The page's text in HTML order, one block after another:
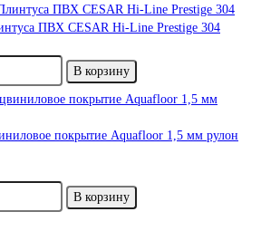
ПВХ CESAR Hi-Line Prestige 304
В корзину
покрытие Aquafloor 1,5 мм рулон
В корзину